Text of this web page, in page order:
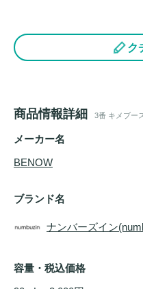
ク
商品情報詳細 3番 キメブー
メーカー名
BENOW
ブランド名
ナンバーズイン
容量・税込価格